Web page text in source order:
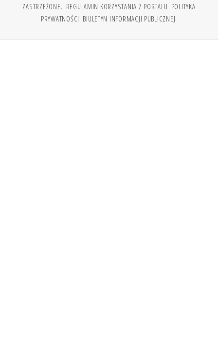
ZASTRZEŻONE. REGULAMIN KORZYSTANIA Z PORTALU POLITYKA
PRYWATNOŚCI BIULETYN INFORMACJI PUBLICZNEJ